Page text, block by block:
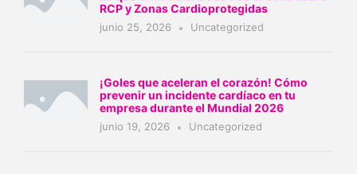
RCP y Zonas Cardioprotegidas
junio 25, 2026 Uncategorized
¡Goles que aceleran el corazón! Cómo
prevenir un incidente cardíaco en tu
empresa durante el Mundial 2026
junio 19, 2026 Uncategorized